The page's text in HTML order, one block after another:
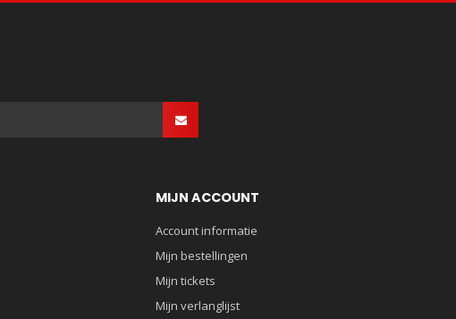
MIJN ACCOUNT
Account informatie
Mijn bestellingen
Mijn tickets
Mijn verlanglijst